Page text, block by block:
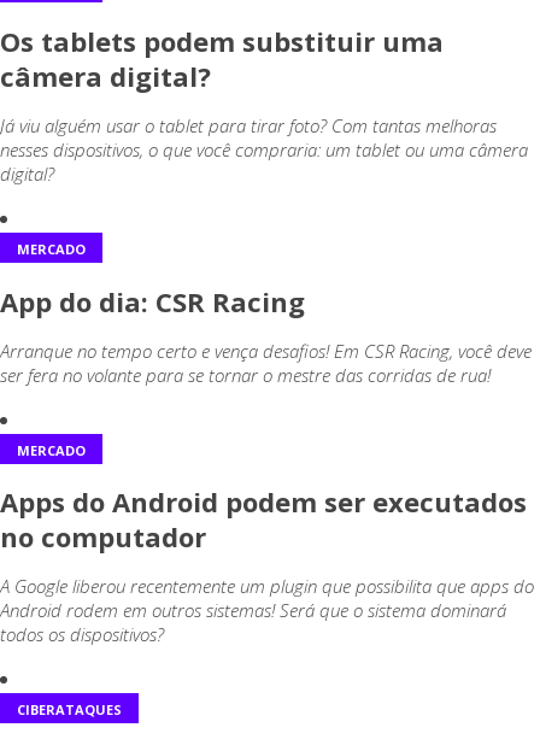
Os tablets podem substituir uma
câmera digital?
Já viu alguém usar o tablet para tirar foto? Com tantas melhoras
nesses dispositivos, o que você compraria: um tablet ou uma câmera
digital?
MERCADO
App do dia: CSR Racing
Arranque no tempo certo e vença desafios! Em CSR Racing, você deve
ser fera no volante para se tornar o mestre das corridas de rua!
MERCADO
Apps do Android podem ser executados
no computador
A Google liberou recentemente um plugin que possibilita que apps do
Android rodem em outros sistemas! Será que o sistema dominará
todos os dispositivos?
CIBERATAQUES